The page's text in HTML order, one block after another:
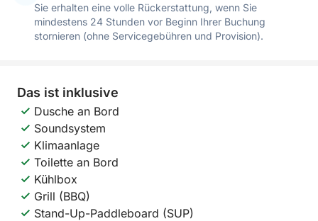
Sie erhalten eine volle Rückerstattung, wenn Sie
mindestens 24 Stunden vor Beginn Ihrer Buchung
stornieren (ohne Servicegebühren und Provision).
Das ist inklusive
Dusche an Bord
Soundsystem
Klimaanlage
Toilette an Bord
Kühlbox
Grill (BBQ)
Stand-Up-Paddleboard (SUP)